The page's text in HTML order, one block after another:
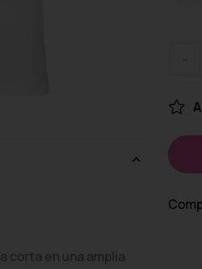
corta en una amplia
-